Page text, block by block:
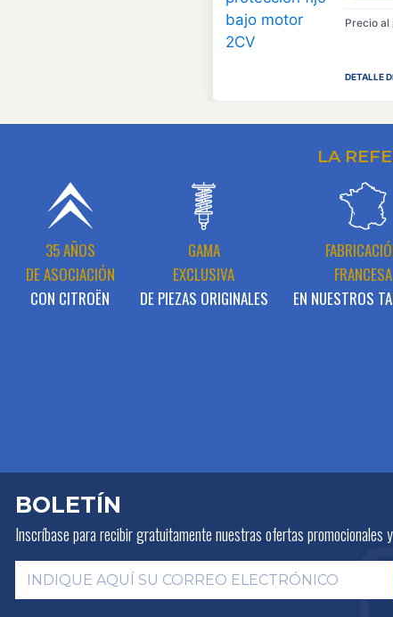
Precio al
DETALLE
LA
35 AÑOS
DE ASOCIACIÓN
CON CITROËN
GAMA
EXCLUSIVA
DE PIEZAS ORIGINALES
FRANCESA
EN NUESTROS
BOLETÍN
Inscríbase para recibir gratuitamentenuestras ofertas promocionales